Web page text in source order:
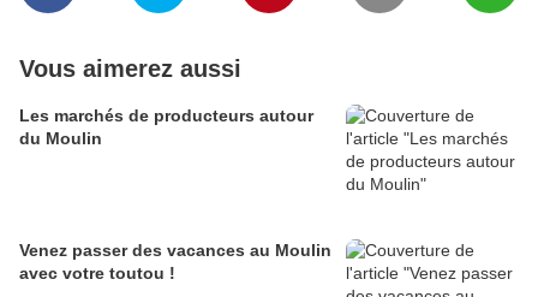
Vous aimerez aussi
Les marchés de producteurs autour
du Moulin
Venez passer des vacances au Moulin
avec votre toutou !